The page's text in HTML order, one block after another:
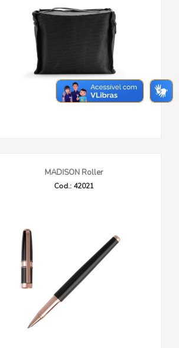
MADISON Roller
Cod.: 42021